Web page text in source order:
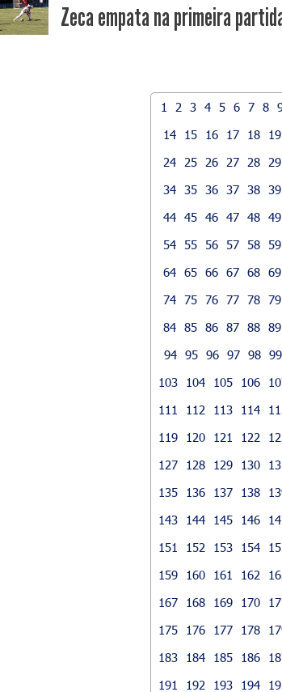
Zeca empata na primeira
1 2 3 4 5 6 7 8
14
15 16 17 18 19
24
25 26 27 28 29
34 35 36 37 38 39
44 45 46 47 48 49
54 55 56 57 58 59
64 65 66 67 68 69
74 75 76 77 78 79
84 85 86 87 88 89
94 95 96 97 98 99
103
104 105 106
111
112 113 114
119
120 121 122
127
128 129 130
135
136 137 138
143
144 145 146
151
152 153 154
159
160 161 162
167
168 169 170
175
176 177 178
183
184 185 186
191
192 193 194